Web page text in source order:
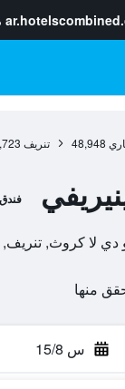
48,948 تنريف
فندق
س 15/8